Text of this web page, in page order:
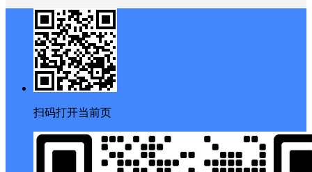
扫码打开当前页